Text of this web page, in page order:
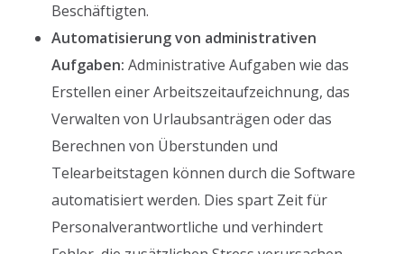
Beschäftigten.
Automatisierung von administrativen
Aufgaben: Administrative Aufgaben wie das
Erstellen einer Arbeitszeitaufzeichnung, das
Verwalten von Urlaubsanträgen oder das
Berechnen von Überstunden und
Telearbeitstagen können durch die Software
automatisiert werden. Dies spart Zeit für
Personalverantwortliche und verhindert